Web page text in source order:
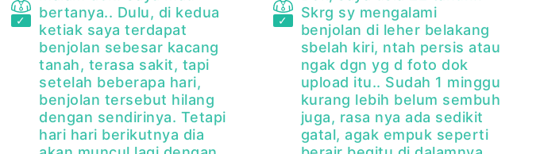
bertanya.. Dulu, di kedua
ketiak saya terdapat
benjolan sebesar kacang
tanah, terasa sakit, tapi
setelah beberapa hari,
benjolan tersebut hilang
dengan sendirinya. Tetapi
hari hari berikutnya dia
Skrg sy mengalami
benjolan di leher belakang
sbelah kiri, ntah persis atau
ngak dgn yg d foto dok
upload itu.. Sudah 1 minggu
kurang lebih belum sembuh
juga, rasa nya ada sedikit
gatal, agak empuk seperti